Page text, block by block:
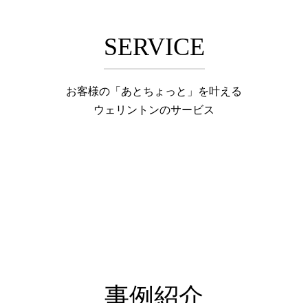
SERVICE
お客様の「あとちょっと」を叶える
ウェリントンのサービス
事例紹介